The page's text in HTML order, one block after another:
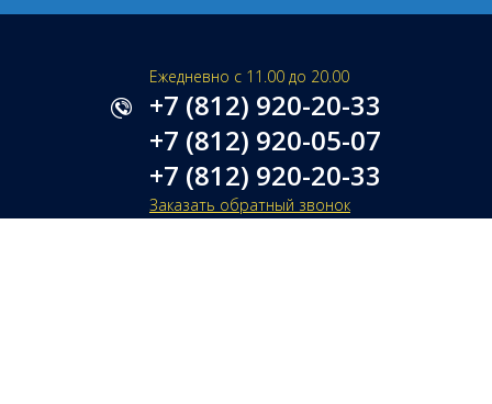
Ежедневно с 11.00 до 20.00
+7 (812) 920-20-33
+7 (812) 920-05-07
+7 (812) 920-20-33
Заказать обратный звонок